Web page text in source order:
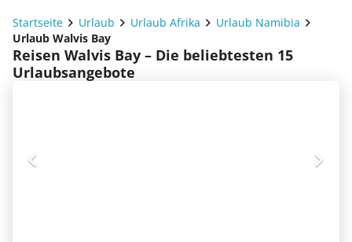
Startseite Urlaub Urlaub Afrika
Urlaub Namibia
Urlaub Walvis Bay
Reisen Walvis Bay – Die beliebtesten 15
Urlaubsangebote